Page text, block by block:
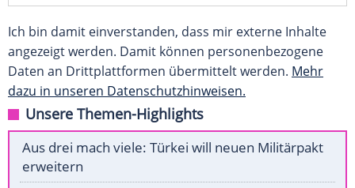
Ich bin damit einverstanden, dass mir externe Inhalte
angezeigt werden. Damit können personenbezogene
Daten an Drittplattformen übermittelt werden. Mehr
dazu in unseren Datenschutzhinweisen.
Unsere Themen-Highlights
Aus drei mach viele: Türkei will neuen Militärpakt
erweitern